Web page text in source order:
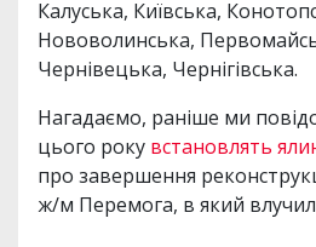
Калуська, Київська,
Нововолинська,
Чернівецька, Чернігівська.
Нагадаємо, раніше ми
цього року встановлять
про завершення
ж/м Перемога, в який